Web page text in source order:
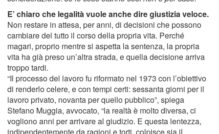
E’ chiaro che legalità vuole anche dire giustizia veloce.
Non restare in attesa, per anni, di decisioni che possono
cambiare del tutto il corso della propria vita. Perché
magari, proprio mentre si aspetta la sentenza, la propria
vita ha già preso un’altra strada, e quella decisione arriva
troppo tardi.
“Il processo del lavoro fu riformato nel 1973 con l’obiettivo
di renderlo celere, e con tempi certi: sessanta giorni per il
lavoro privato, novanta per quello pubblico”, spiega
Stefano Muggia, avvocato, “la realtà è molto diversa, ci
vogliono anni per arrivare al giudizio. E questa lentezza,